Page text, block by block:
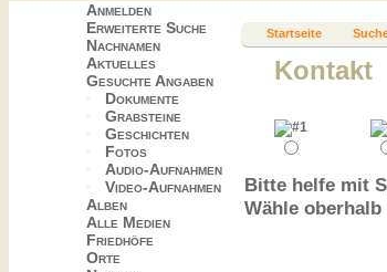
Anmelden
Erweiterte Suche
Nachnamen
Aktuelles
Gesuchte Angaben
Dokumente
Grabsteine
Geschichten
Fotos
Audio-Aufnahmen
Video-Aufnahmen
Alben
Alle Medien
Friedhöfe
Orte
Startseite
Kontakt
Bitte helfe mit
Wähle